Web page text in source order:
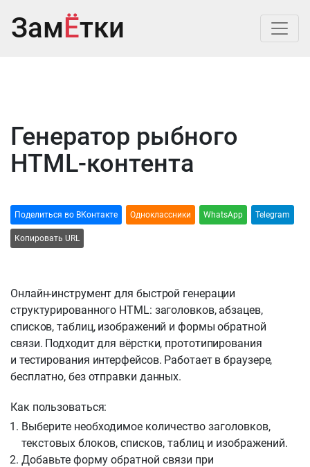
ЗамЁтки
Генератор рыбного
HTML-контента
Поделиться во ВКонтакте Одноклассники WhatsApp Telegram
Копировать URL
Онлайн-инструмент для быстрой генерации
структурированного HTML: заголовков, абзацев,
списков, таблиц, изображений и формы обратной
связи. Подходит для вёрстки, прототипирования
и тестирования интерфейсов. Работает в браузере,
бесплатно, без отправки данных.
Как пользоваться:
Выберите необходимое количество заголовков,
текстовых блоков, списков, таблиц и изображений.
Добавьте форму обратной связи при